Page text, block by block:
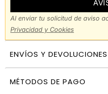
Al enviar tu solicitud de aviso
Privacidad y Cookies
ENVÍOS Y DEVOLUCIONES
MÉTODOS DE PAGO